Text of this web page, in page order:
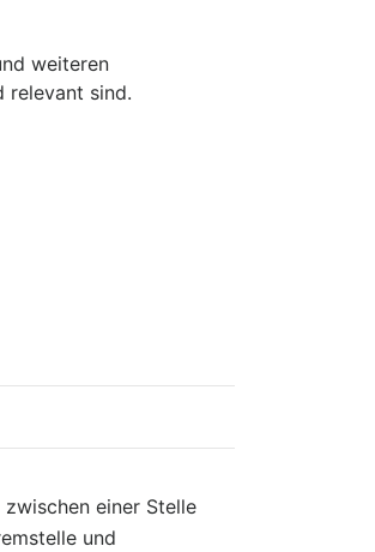
weiteren
relevant sind.
einer Stelle
und